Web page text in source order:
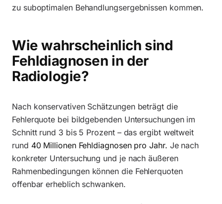
zu suboptimalen Behandlungsergebnissen kommen.
Wie wahrscheinlich sind
Fehldiagnosen in der
Radiologie?
Nach konservativen Schätzungen beträgt die
Fehlerquote bei bildgebenden Untersuchungen im
Schnitt rund 3 bis 5 Prozent – das ergibt weltweit
rund 40 Millionen Fehldiagnosen pro Jahr. Je nach
konkreter Untersuchung und je nach äußeren
Rahmenbedingungen können die Fehlerquoten
offenbar erheblich schwanken.